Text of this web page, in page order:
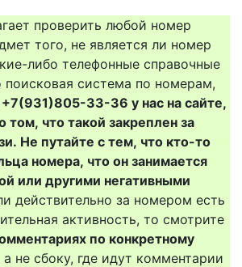
проверить любой номер
того, не является ли номер
либо телефонные справочные
система по номерам,
33-36 у нас на сайте,
том, что такой закреплен за
Не путайте с тем, что кто-то
номера, что он занимается
или другими негативными
действительно за номером есть
активность, то смотрите
по конкретному
а не сбоку, где идут комментарии